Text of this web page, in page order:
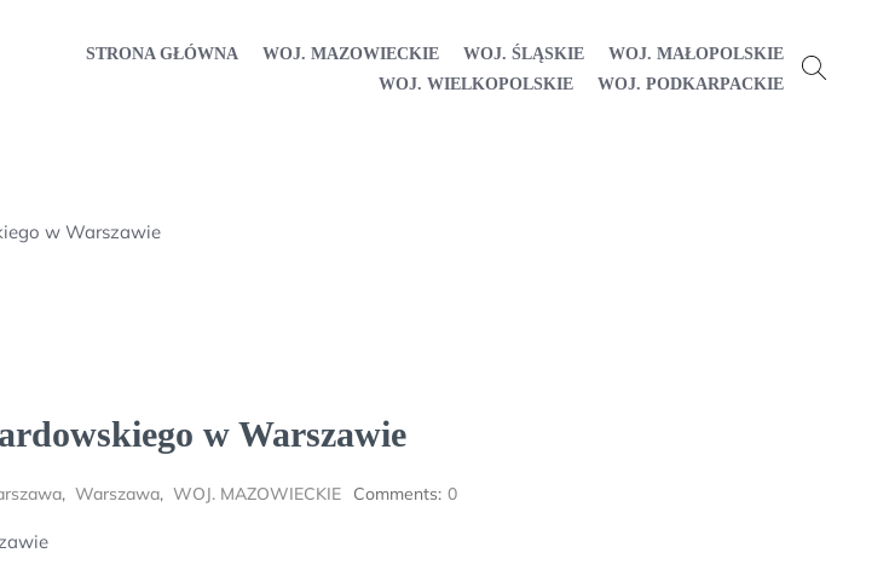
STRONA GŁÓWNA WOJ. MAZOWIECKIE WOJ. ŚLĄSKIE
WOJ. MAŁOPOLSKIE
WOJ. WIELKOPOLSKIE
WOJ. PODKARPACKIE
w Warszawie
w Warszawie
, Warszawa, WOJ. MAZOWIECKIE Comments: 0